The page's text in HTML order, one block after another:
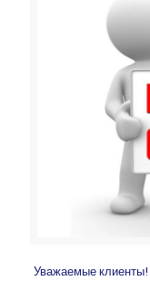
Уважаемые клиенты!